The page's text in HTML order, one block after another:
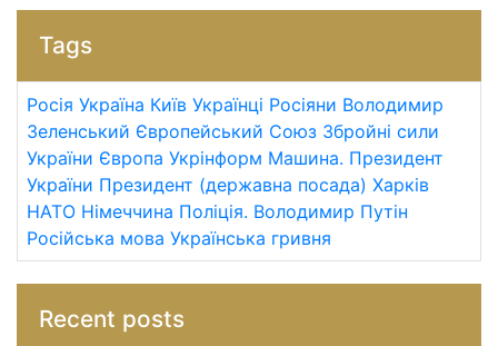
Tags
Росія Україна Київ Українці Росіяни Володимир
Зеленський Європейський Союз Збройні сили
України Європа Укрінформ Машина. Президент
України Президент (державна посада) Харків
НАТО Німеччина Поліція. Володимир Путін
Російська мова Українська гривня
Recent posts